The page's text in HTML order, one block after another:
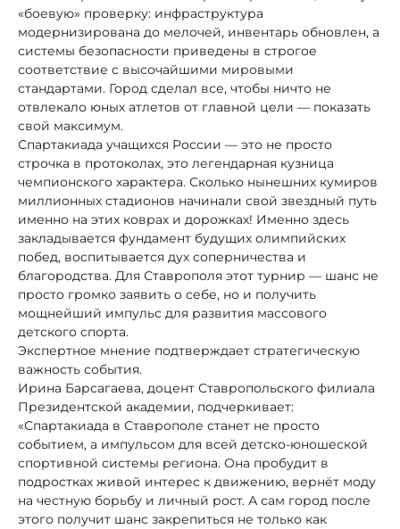
«боевую» проверку: инфраструктура
модернизирована до мелочей, инвентарь обновлен, а
системы безопасности приведены в строгое
соответствие с высочайшими мировыми
стандартами. Город сделал все, чтобы ничто не
отвлекало юных атлетов от главной цели — показать
свой максимум.
Спартакиада учащихся России — это не просто
строчка в протоколах, это легендарная кузница
чемпионского характера. Сколько нынешних кумиров
миллионных стадионов начинали свой звездный путь
именно на этих коврах и дорожках! Именно здесь
закладывается фундамент будущих олимпийских
побед, воспитывается дух соперничества и
благородства. Для Ставрополя этот турнир — шанс не
просто громко заявить о себе, но и получить
мощнейший импульс для развития массового
детского спорта.
Экспертное мнение подтверждает стратегическую
важность события.
Ирина Барсагаева, доцент Ставропольского филиала
Президентской академии, подчеркивает:
«Спартакиада в Ставрополе станет не просто
событием, а импульсом для всей детско-юношеской
спортивной системы региона. Она пробудит в
подростках живой интерес к движению, вернёт моду
на честную борьбу и личный рост. А сам город после
этого получит шанс закрепиться не только как